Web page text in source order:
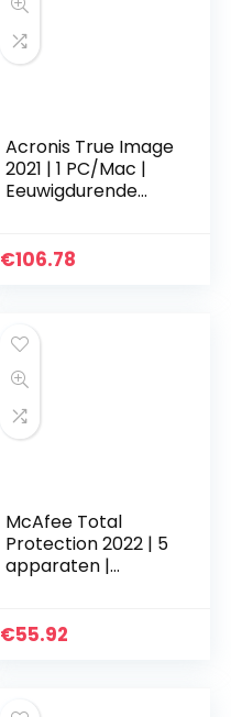
Acronis True Image
2021 | 1 PC/Mac |
Eeuwigdurende
cyberbeveiliging |
€106.78
McAfee Total
Protection 2022 | 5
apparaten |
internetbeveiliging
€55.92